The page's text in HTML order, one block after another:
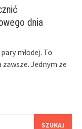
dnia
młodej. To
Jednym ze